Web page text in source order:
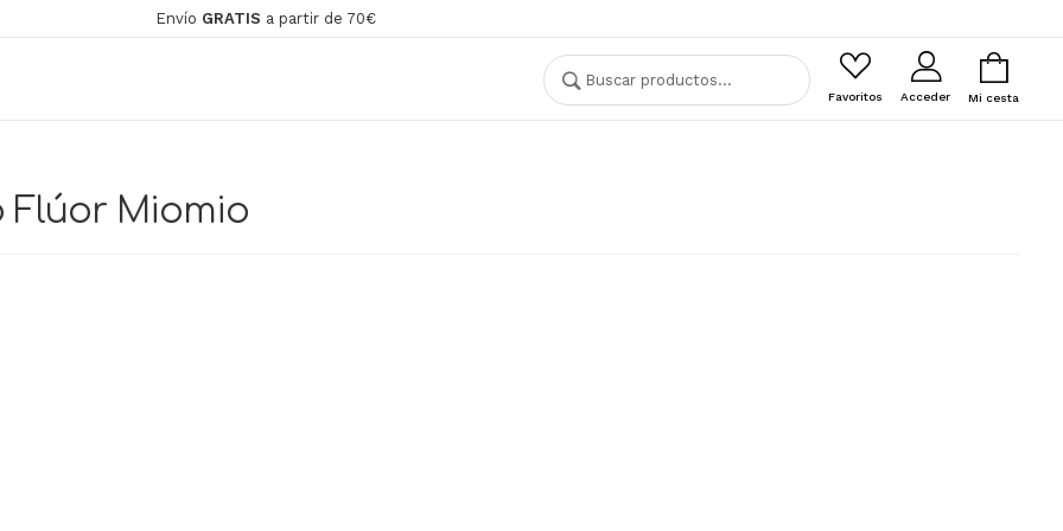
Envío GRATIS a partir de 70€
Buscar
por:
Buscar
Favoritos Acceder Mi cesta
Flúor Miomio